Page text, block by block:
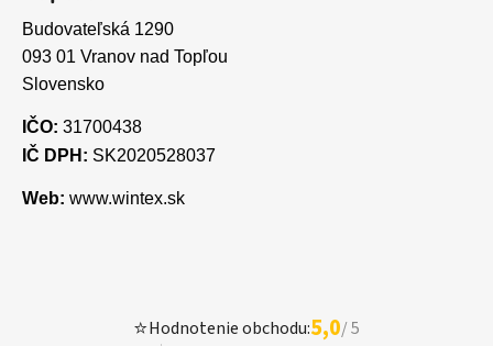
Budovateľská 1290
093 01 Vranov nad Topľou
Slovensko
IČO: 31700438
IČ DPH: SK2020528037
Web: www.wintex.sk
⭐Hodnotenie obchodu:5,0/ 5